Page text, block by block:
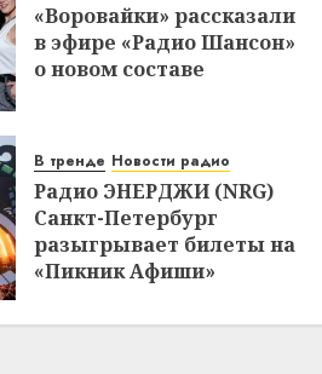
«Воровайки» рассказали
в эфире «Радио Шансон»
о новом составе
В тренде Новости радио
Радио ЭНЕРДЖИ (NRG)
Санкт-Петербург
разыгрывает билеты на
«Пикник Афиши»